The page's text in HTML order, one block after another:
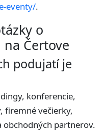
eventy/.
o
Čertove
podujatí je
konferencie,
firemné večierky,
partnerov.